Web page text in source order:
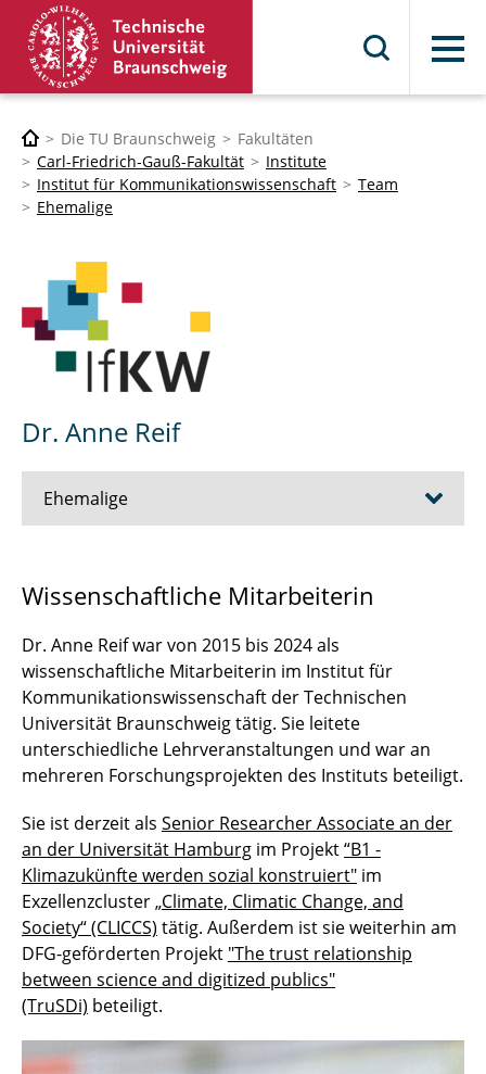
Menü
Die TU Braunschweig
Fakultäten
Carl-Friedrich-Gauß-Fakultät
Institute
Institut für Kommunikationswissenschaft
Team
Ehemalige
Dr. Anne Reif
Ehemalige
Dr. Laura Wolff
Francine Meyer, M.A.
Dr. Nina Wicke
Matthias Henke, M.A.
Dr. Anne Reif
Anne Forstmann
Prof. Dr. Friederike Hendriks
Dr. Lennart Banse
Dr. Julian Fick
Wissenschaftliche Mitarbeiterin
Dr. Anne Reif war von 2015 bis 2024 als
wissenschaftliche Mitarbeiterin im Institut für
Kommunikationswissenschaft der Technischen
Universität Braunschweig tätig. Sie leitete
unterschiedliche Lehrveranstaltungen und war an
mehreren Forschungsprojekten des Instituts beteiligt.
Sie ist derzeit als Senior Researcher Associate an der
an der Universität Hamburg im Projekt“B1 -
Klimazukünfte werden sozial konstruiert" im
Exzellenzcluster„Climate, Climatic Change, and
Society“ (CLICCS) tätig. Außerdem ist sie weiterhin am
DFG-geförderten Projekt "The trust relationship
between science and digitized publics"
(TruSDi) beteiligt.